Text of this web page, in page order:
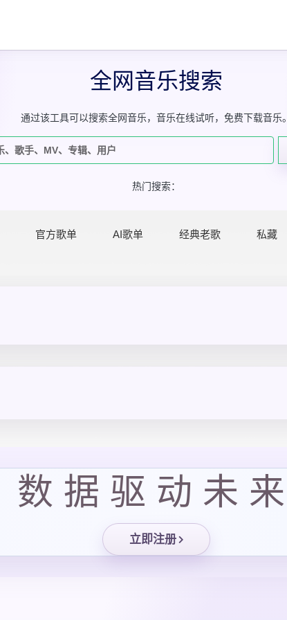
全网音乐搜索
通过该工具可以搜索全网音乐，音乐在线试听，免费下载音乐。
热门搜索：
官方歌单 AI歌单 经典老歌 私藏
数据驱动未来
立即注册